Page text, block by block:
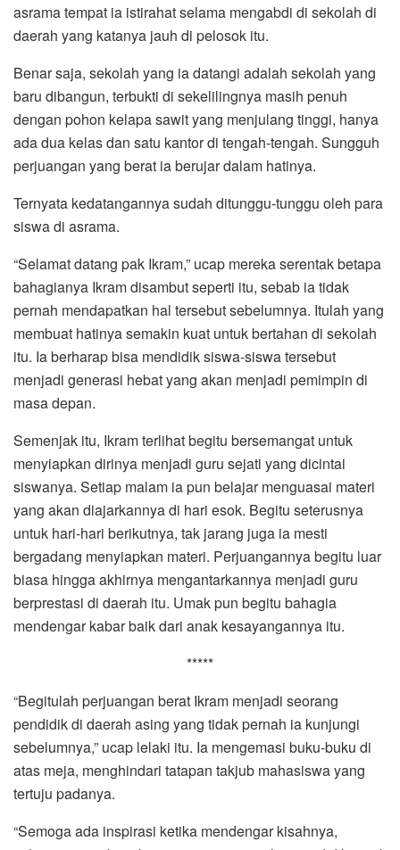
asrama tempat ia istirahat selama mengabdi di sekolah di
daerah yang katanya jauh di pelosok itu.
Benar saja, sekolah yang ia datangi adalah sekolah yang
baru dibangun, terbukti di sekelilingnya masih penuh
dengan pohon kelapa sawit yang menjulang tinggi, hanya
ada dua kelas dan satu kantor di tengah-tengah. Sungguh
perjuangan yang berat ia berujar dalam hatinya.
Ternyata kedatangannya sudah ditunggu-tunggu oleh para
siswa di asrama.
“Selamat datang pak Ikram,” ucap mereka serentak betapa
bahagianya Ikram disambut seperti itu, sebab ia tidak
pernah mendapatkan hal tersebut sebelumnya. Itulah yang
membuat hatinya semakin kuat untuk bertahan di sekolah
itu. Ia berharap bisa mendidik siswa-siswa tersebut
menjadi generasi hebat yang akan menjadi pemimpin di
masa depan.
Semenjak itu, Ikram terlihat begitu bersemangat untuk
menyiapkan dirinya menjadi guru sejati yang dicintai
siswanya. Setiap malam ia pun belajar menguasai materi
yang akan diajarkannya di hari esok. Begitu seterusnya
untuk hari-hari berikutnya, tak jarang juga ia mesti
bergadang menyiapkan materi. Perjuangannya begitu luar
biasa hingga akhirnya mengantarkannya menjadi guru
berprestasi di daerah itu. Umak pun begitu bahagia
mendengar kabar baik dari anak kesayangannya itu.
*****
“Begitulah perjuangan berat Ikram menjadi seorang
pendidik di daerah asing yang tidak pernah ia kunjungi
sebelumnya,” ucap lelaki itu. Ia mengemasi buku-buku di
atas meja, menghindari tatapan takjub mahasiswa yang
tertuju padanya.
“Semoga ada inspirasi ketika mendengar kisahnya,